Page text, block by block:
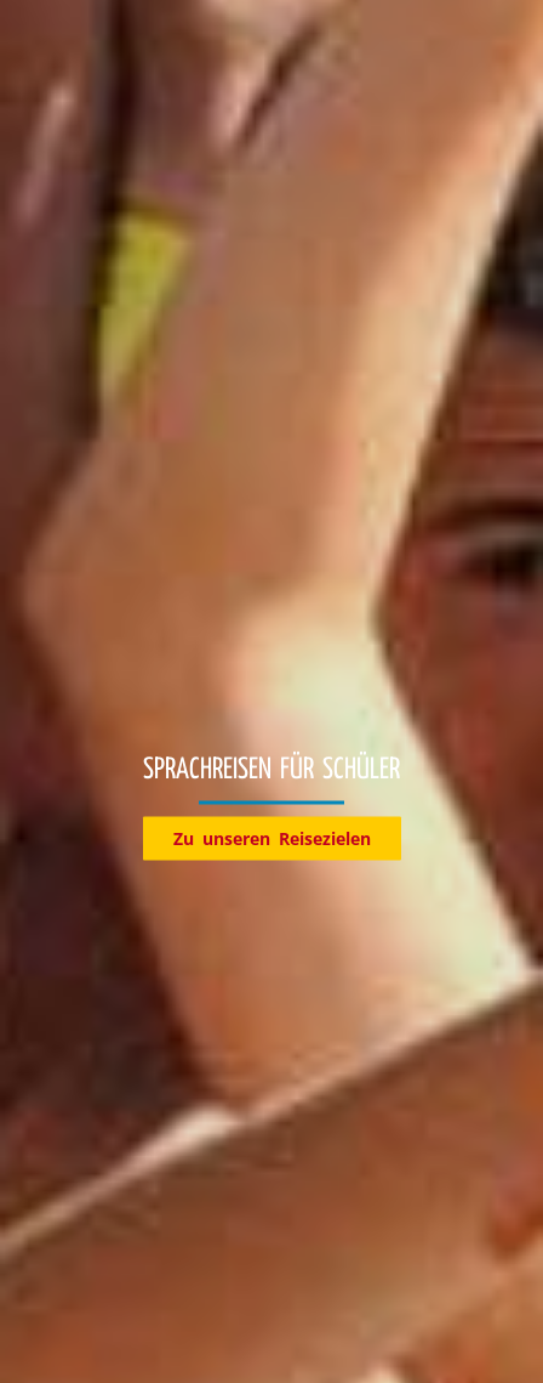
KLASSENFAHRTEN
Entdecke jetzt unsere Reiseziele